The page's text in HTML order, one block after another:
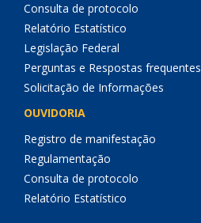
Consulta de protocolo
Relatório Estatístico
Legislação Federal
Perguntas e Respostas frequentes
Solicitação de Informações
OUVIDORIA
Registro de manifestação
Regulamentação
Consulta de protocolo
Relatório Estatístico